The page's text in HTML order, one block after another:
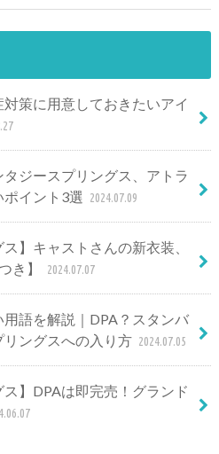
対策に用意しておきたいアイ
ジースプリングス、アトラ
ポイント3選 2024.07.09
】キャストさんの新衣装、
き】
2024.07.07
用語を解説｜DPA？スタンバ
ングスへの入り方 2024.07.05
ス】DPAは即完売！グランド